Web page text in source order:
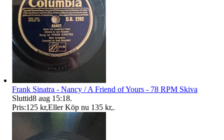
Frank Sinatra - Nancy / A Friend of Yours - 78 RPM Skiva
Sluttid8 aug 15:18.
Pris:125 kr,Eller Köp nu 135 kr,.